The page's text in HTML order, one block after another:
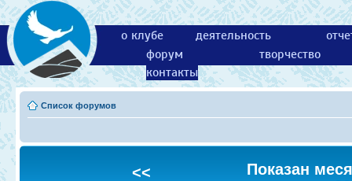
о клубе деятельность
форум
творчество
контакты
Список форумов
<<
Показан